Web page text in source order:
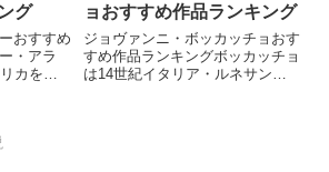
グ
おすすめ
・アラ
カを代
界を築き
ョおすすめ作品ランキング
ジョヴァンニ・ボッカッチョおす
すめ作品ランキングボッカッチョ
は14世紀イタリア・ルネサンス